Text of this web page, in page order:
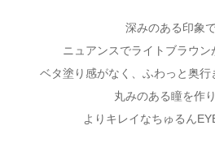
深みのある印象
ニュアンスでライトブラウ
ベタ塗り感がなく、ふわっと奥行
丸みのある瞳を作
よりキレイなちゅるん